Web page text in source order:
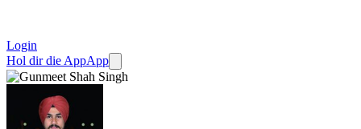
Login
Hol dir die AppApp